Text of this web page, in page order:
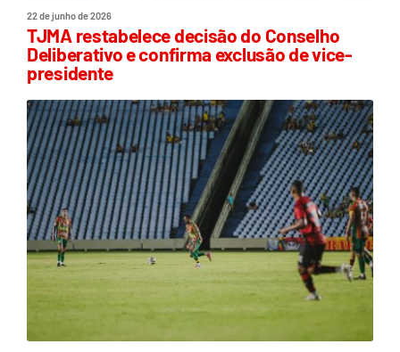
22 de junho de 2026
TJMA restabelece decisão do Conselho
Deliberativo e confirma exclusão de vice-
presidente